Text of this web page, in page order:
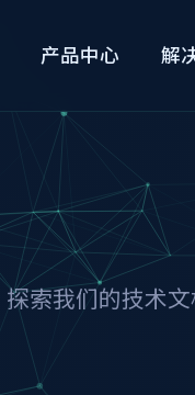
产品中心 解
探索我们的技术